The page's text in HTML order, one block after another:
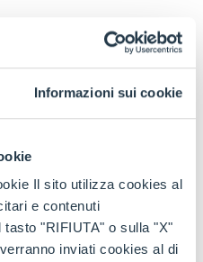
Informazioni sui cookie
Il sito utilizza cookies al
e contenuti
"RIFIUTA" o sulla "X"
inviati cookies al di